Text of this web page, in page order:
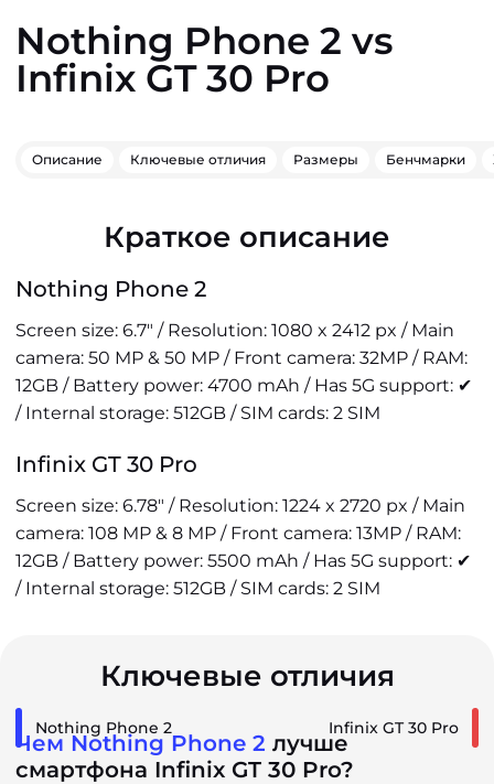
Nothing Phone 2 vs
Infinix GT 30 Pro
Описание Ключевые отличия Размеры Бенчмарки
Краткое описание
Nothing Phone 2
Screen size: 6.7" / Resolution: 1080 x 2412 px / Main
camera: 50 MP & 50 MP / Front camera: 32MP / RAM:
12GB / Battery power: 4700 mAh / Has 5G support: ✔
/ Internal storage: 512GB / SIM cards: 2 SIM
Infinix GT 30 Pro
Screen size: 6.78" / Resolution: 1224 x 2720 px / Main
camera: 108 MP & 8 MP / Front camera: 13MP / RAM:
12GB / Battery power: 5500 mAh / Has 5G support: ✔
/ Internal storage: 512GB / SIM cards: 2 SIM
Ключевые отличия
Nothing Phone 2 Infinix GT 30 Pro
Чем Nothing Phone 2 лучше
смартфона Infinix GT 30 Pro?